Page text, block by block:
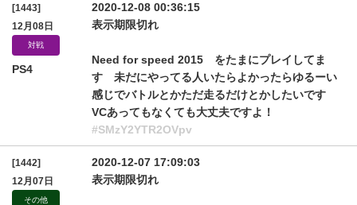
[1443]
12月08日
対戦
PS4
2020-12-08 00:36:15
表示期限切れ
Need for speed 2015 をたまにプレイしてま
す 未だにやってる人いたらよかったらゆるーい
感じでバトルとかただ走るだけとかしたいです
VCあってもなくても大丈夫ですよ！
#SMzY2YTR2OVpv
[1442]
12月07日
その他
2020-12-07 17:09:03
表示期限切れ